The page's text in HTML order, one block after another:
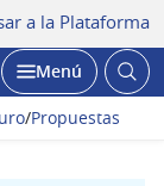
a la Plataforma
Abrir
Menú
/Propuestas